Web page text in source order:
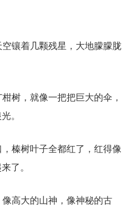
镶着几颗残星，大地朦朦胧
树，就像一把把巨大的伞，
。
榛树叶子全都红了，红得像
了。
高大的山神，像神秘的古